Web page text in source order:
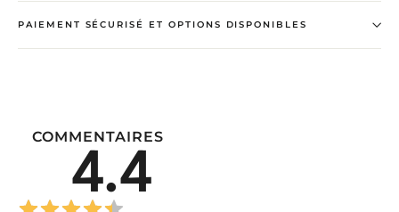
PAIEMENT SÉCURISÉ ET OPTIONS DISPONIBLES
COMMENTAIRES
4.4